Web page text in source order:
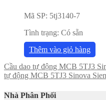
Mã SP: 5tj3140-7
Tình trạng: Có sẵn
Thêm vào giỏ hàng
Cầu dao tự động MCB 5TJ3
tự động MCB 5TJ3 Sinova
Nhà Phân Phối